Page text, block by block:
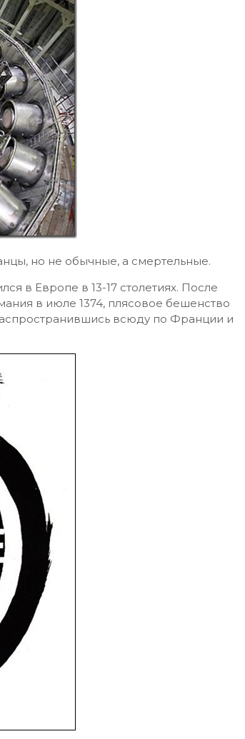
но не обычные, а смертельные.
в Европе в 13-17 столетиях. После
в июле 1374, плясовое бешенство
всюду по Франции и